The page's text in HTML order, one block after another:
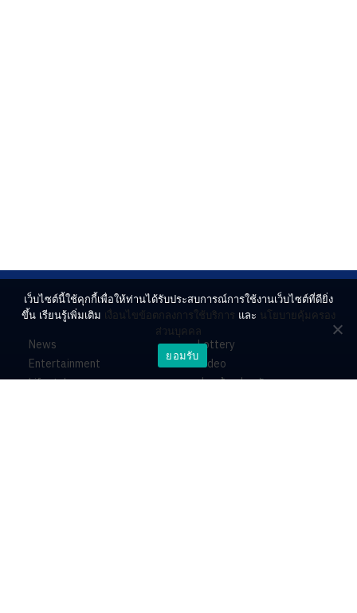
News
Entertainment
Lifestyle
Lottery
Video
ร่วมด้วยช่วยกัน
เว็บไซต์นี้ใช้คุกกี้เพื่อให้ท่านได้รับประสบการณ์การใช้งานเว็บไซต์ที่ดียิ่ง
ขึ้น เรียนรู้เพิ่มเติม เงื่อนไขข้อตกลงการใช้บริการ และ นโยบายคุ้มครอง
ส่วนบุคคล
ยอมรับ